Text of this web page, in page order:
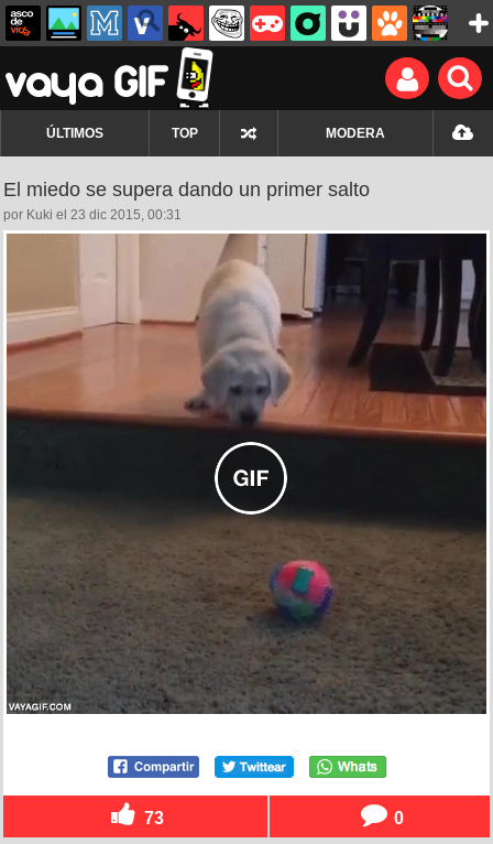
ÚLTIMOS TOP MODERA
El miedo se supera dando un primer salto
por Kuki el 23 dic 2015, 00:31
73 0